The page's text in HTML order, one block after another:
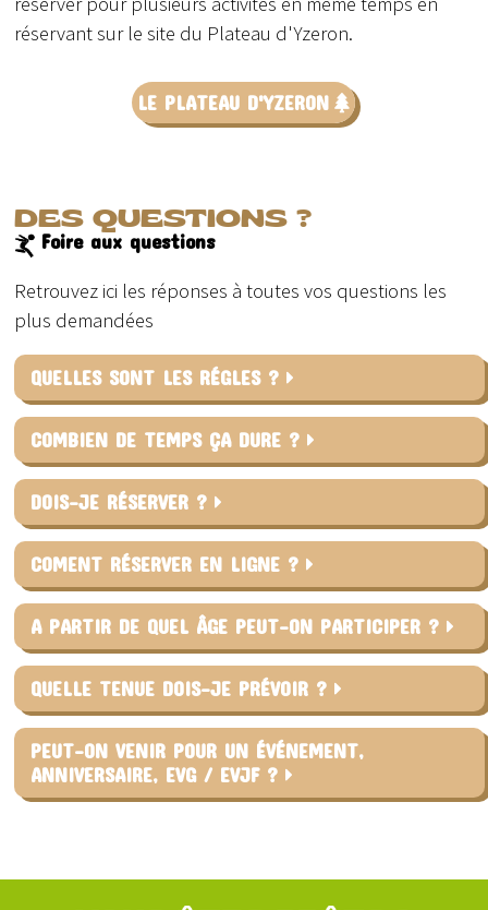
réservant sur le site du Plateau d'Yzeron.
LE PLATEAU D'YZERON
DES QUESTIONS ?
Foire aux questions
Retrouvez ici les réponses à toutes vos questions les
plus demandées
QUELLES SONT LES RÉGLES ?
COMBIEN DE TEMPS ÇA DURE ?
DOIS-JE RÉSERVER ?
COMENT RÉSERVER EN LIGNE ?
A PARTIR DE QUEL ÂGE PEUT-ON PARTICIPER ?
QUELLE TENUE DOIS-JE PRÉVOIR ?
PEUT-ON VENIR POUR UN ÉVÉNEMENT,
ANNIVERSAIRE, EVG / EVJF ?